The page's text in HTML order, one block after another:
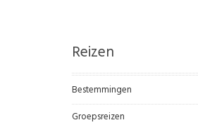
Reizen
Bestemmingen
Groepsreizen